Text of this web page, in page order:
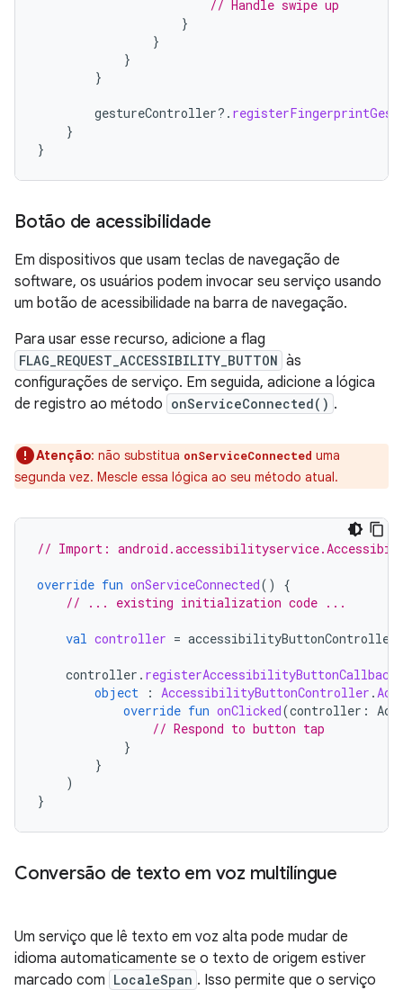
// Handle swipe up
}
}
}
}
gestureController?.
}
}
Botão de acessibilidade
Em dispositivos que usam teclas de navegação de
software, os usuários podem invocar seu serviço usando
um botão de acessibilidade na barra de navegação.
Para usar esse recurso, adicione a flag
FLAG_REQUEST_ACCESSIBILITY_BUTTON às
configurações de serviço. Em seguida, adicione a lógica
de registro ao método onServiceConnected() .
Atenção: não substitua onServiceConnected uma
segunda vez. Mescle essa lógica ao seu método atual.
// Import:
override fun onServiceConnected()
{
// ... existing initialization code ...
val controller = accessibilityButtonController
controller . registerAccessibilityButtonCallback
object
: AccessibilityButtonController .
override fun onClicked(controller :
// Respond to button tap
}
}
)
}
Conversão de texto em voz multilíngue
Um serviço que lê texto em voz alta pode mudar de
idioma automaticamente se o texto de origem estiver
marcado com LocaleSpan . Isso permite que o serviço